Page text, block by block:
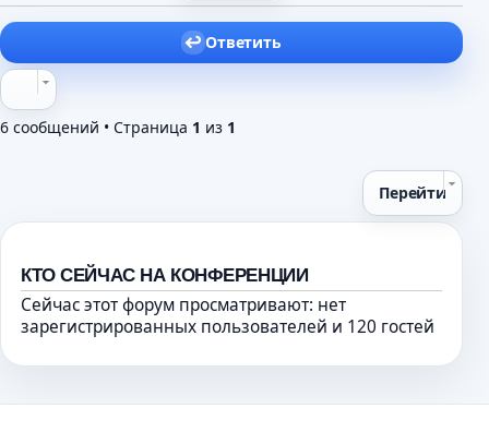
Ответить
6 сообщений • Страница 1 из 1
Перейти
КТО СЕЙЧАС НА КОНФЕРЕНЦИИ
Сейчас этот форум просматривают: нет
зарегистрированных пользователей и 120 гостей